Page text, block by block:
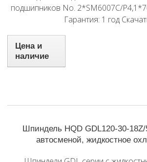
подшипников No. 2*SM6007C/
Гарантия: 1 год
Цена и
наличие
Шпиндель HQD GDL120-30-18Z/
автосменой, жидкостное